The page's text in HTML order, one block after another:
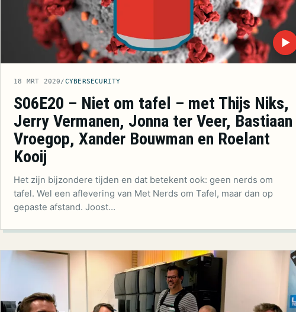
▶
18 MRT 2020/CYBERSECURITY
S06E20 – Niet om tafel – met Thijs Niks,
Jerry Vermanen, Jonna ter Veer, Bastiaan
Vroegop, Xander Bouwman en Roelant
Kooij
Het zijn bijzondere tijden en dat betekent ook: geen nerds om
tafel. Wel een aflevering van Met Nerds om Tafel, maar dan op
gepaste afstand. Joost…